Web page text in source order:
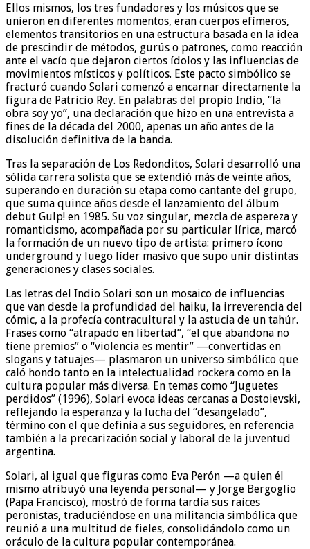
Ellos mismos, los tres fundadores y los músicos que se
unieron en diferentes momentos, eran cuerpos efímeros,
elementos transitorios en una estructura basada en la idea
de prescindir de métodos, gurús o patrones, como reacción
ante el vacío que dejaron ciertos ídolos y las influencias de
movimientos místicos y políticos. Este pacto simbólico se
fracturó cuando Solari comenzó a encarnar directamente la
figura de Patricio Rey. En palabras del propio Indio, “la
obra soy yo”, una declaración que hizo en una entrevista a
fines de la década del 2000, apenas un año antes de la
disolución definitiva de la banda.
Tras la separación de Los Redonditos, Solari desarrolló una
sólida carrera solista que se extendió más de veinte años,
superando en duración su etapa como cantante del grupo,
que suma quince años desde el lanzamiento del álbum
debut Gulp! en 1985. Su voz singular, mezcla de aspereza y
romanticismo, acompañada por su particular lírica, marcó
la formación de un nuevo tipo de artista: primero ícono
underground y luego líder masivo que supo unir distintas
generaciones y clases sociales.
Las letras del Indio Solari son un mosaico de influencias
que van desde la profundidad del haiku, la irreverencia del
cómic, a la profecía contracultural y la astucia de un tahúr.
Frases como “atrapado en libertad”, “el que abandona no
tiene premios” o “violencia es mentir” —convertidas en
slogans y tatuajes— plasmaron un universo simbólico que
caló hondo tanto en la intelectualidad rockera como en la
cultura popular más diversa. En temas como “Juguetes
perdidos” (1996), Solari evoca ideas cercanas a Dostoievski,
reflejando la esperanza y la lucha del “desangelado”,
término con el que definía a sus seguidores, en referencia
también a la precarización social y laboral de la juventud
argentina.
Solari, al igual que figuras como Eva Perón —a quien él
mismo atribuyó una leyenda personal— y Jorge Bergoglio
(Papa Francisco), mostró de forma tardía sus raíces
peronistas, traduciéndose en una militancia simbólica que
reunió a una multitud de fieles, consolidándolo como un
oráculo de la cultura popular contemporánea.